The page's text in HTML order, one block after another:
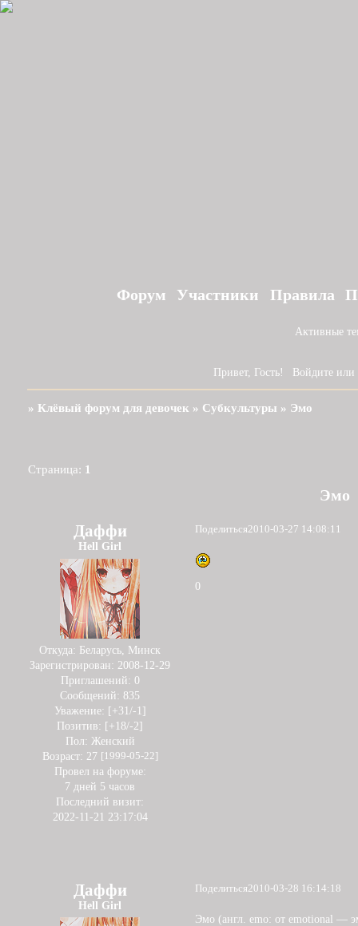
Форум Участники Правила
Активные
Привет, Гость! Войдите или
»Клёвый форум для девочек » Субкультуры » Эмо
Эмо
Страница: 1
Поделиться2010-03-27 14:08:11
Даффи
Hell Girl
Откуда: Беларусь, Минск
Зарегистрирован: 2008-12-29
Приглашений: 0
Сообщений: 835
Уважение: [+31/-1]
Позитив: [+18/-2]
Пол: Женский
Возраст: 27 [1999-05-22]
Провел на форуме:
7 дней 5 часов
Последний визит:
2022-11-21 23:17:04
0
Поделиться2010-03-28 16:14:18
Даффи
Hell Girl
Эмо (англ. emo: от emotional —